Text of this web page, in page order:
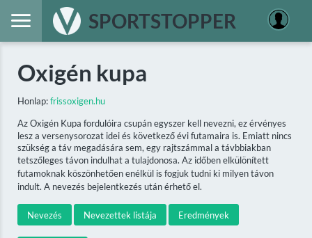
SPORTSTOPPER
Oxigén kupa
Honlap:frissoxigen.hu
Az Oxigén Kupa fordulóira csupán egyszer kell nevezni, ez érvényes
lesz a versenysorozat idei és következő évi futamaira is. Emiatt nincs
szükség a táv megadására sem, egy rajtszámmal a távbbiakban
tetszőleges távon indulhat a tulajdonosa. Az időben elkülönített
futamoknak köszönhetően enélkül is fogjuk tudni ki milyen távon
indult. A nevezés bejelentkezés után érhető el.
Nevezés Nevezettek listája Eredmények